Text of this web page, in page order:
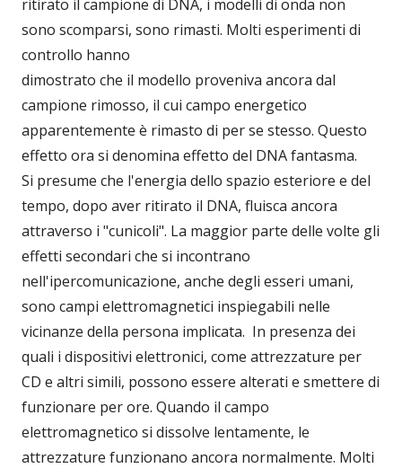
ritirato il campione di DNA, i modelli di onda non
sono scomparsi, sono rimasti. Molti esperimenti di
controllo hanno
dimostrato che il modello proveniva ancora dal
campione rimosso, il cui campo energetico
apparentemente è rimasto di per se stesso. Questo
effetto ora si denomina effetto del DNA fantasma.
Si presume che l'energia dello spazio esteriore e del
tempo, dopo aver ritirato il DNA, fluisca ancora
attraverso i "cunicoli". La maggior parte delle volte gli
effetti secondari che si incontrano
nell'ipercomunicazione, anche degli esseri umani,
sono campi elettromagnetici inspiegabili nelle
vicinanze della persona implicata. In presenza dei
quali i dispositivi elettronici, come attrezzature per
CD e altri simili, possono essere alterati e smettere di
funzionare per ore. Quando il campo
elettromagnetico si dissolve lentamente, le
attrezzature funzionano ancora normalmente. Molti